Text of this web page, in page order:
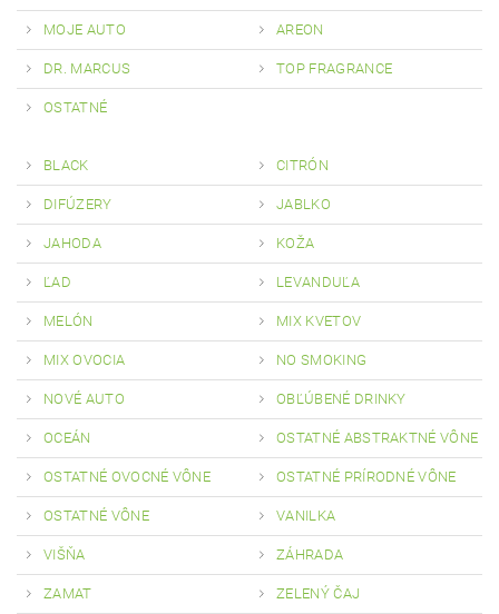
MOJE AUTO AREON
DR. MARCUS TOP FRAGRANCE
OSTATNÉ
BLACK CITRÓN
DIFÚZERY JABLKO
JAHODA KOŽA
ĽAD LEVANDUĽA
MELÓN MIX KVETOV
MIX OVOCIA NO SMOKING
NOVÉ AUTO OBĽÚBENÉ DRINKY
OCEÁN OSTATNÉ ABSTRAKTNÉ VÔNE
OSTATNÉ OVOCNÉ VÔNE OSTATNÉ PRÍRODNÉ VÔNE
OSTATNÉ VÔNE VANILKA
VIŠŇA ZÁHRADA
ZAMAT ZELENÝ ČAJ